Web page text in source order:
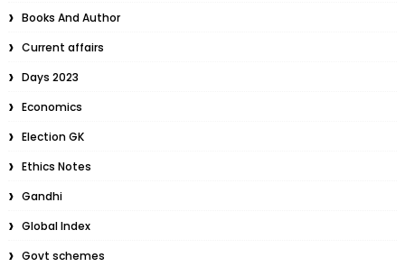
Books And Author
Current affairs
Days 2023
Economics
Election GK
Ethics Notes
Gandhi
Global Index
Govt schemes